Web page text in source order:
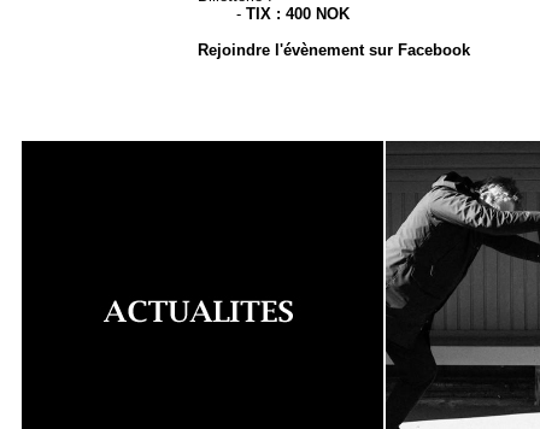
- TIX : 400 NOK
Rejoindre l'évènement sur Facebook